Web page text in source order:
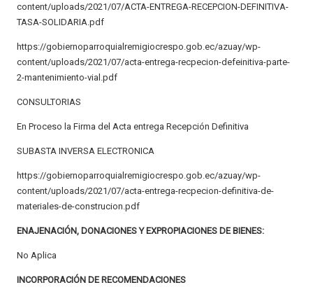
content/uploads/2021/07/ACTA-ENTREGA-RECEPCION-DEFINITIVA-
TASA-SOLIDARIA.pdf
https://gobiernoparroquialremigiocrespo.gob.ec/azuay/wp-
content/uploads/2021/07/acta-entrega-recpecion-defeinitiva-parte-
2-mantenimiento-vial.pdf
CONSULTORIAS
En Proceso la Firma del Acta entrega Recepción Definitiva
SUBASTA INVERSA ELECTRONICA
https://gobiernoparroquialremigiocrespo.gob.ec/azuay/wp-
content/uploads/2021/07/acta-entrega-recpecion-definitiva-de-
materiales-de-construcion.pdf
ENAJENACIÓN, DONACIONES Y EXPROPIACIONES DE BIENES:
No Aplica
INCORPORACIÓN DE RECOMENDACIONES